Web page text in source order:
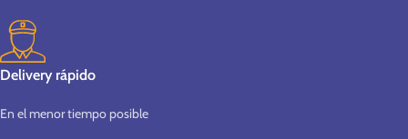
Delivery rápido
En el menor tiempo posible